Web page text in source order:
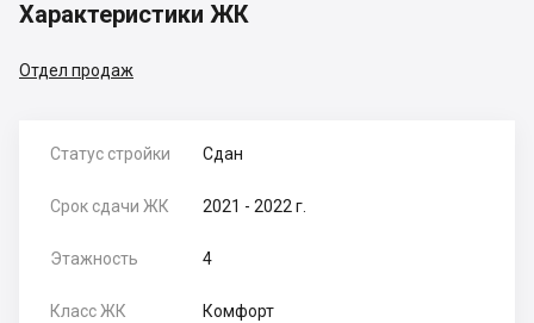
Характеристики ЖК
Отдел продаж
Статус стройки Сдан
Срок сдачи ЖК 2021 - 2022 г.
Этажность 4
Класс ЖК Комфорт